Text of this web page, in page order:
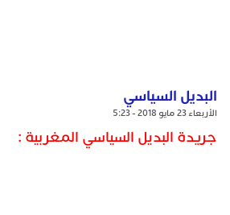
البديل السياسي
الأربعاء 23 مايو 2018 - 5:23
جريدة البديل السياسي المغربية :